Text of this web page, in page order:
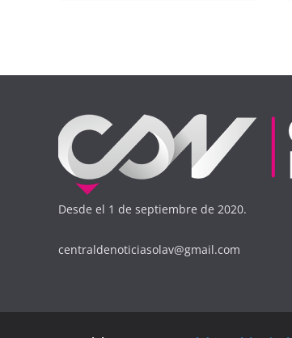
Desde el 1 de septiembre de 2020.
centraldenoticiasolav@gmail.com